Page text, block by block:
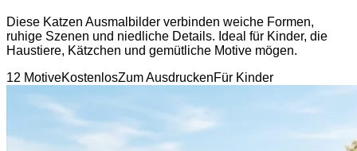
Diese Katzen Ausmalbilder verbinden weiche Formen,
ruhige Szenen und niedliche Details. Ideal für Kinder, die
Haustiere, Kätzchen und gemütliche Motive mögen.
12 MotiveKostenlosZum AusdruckenFür Kinder